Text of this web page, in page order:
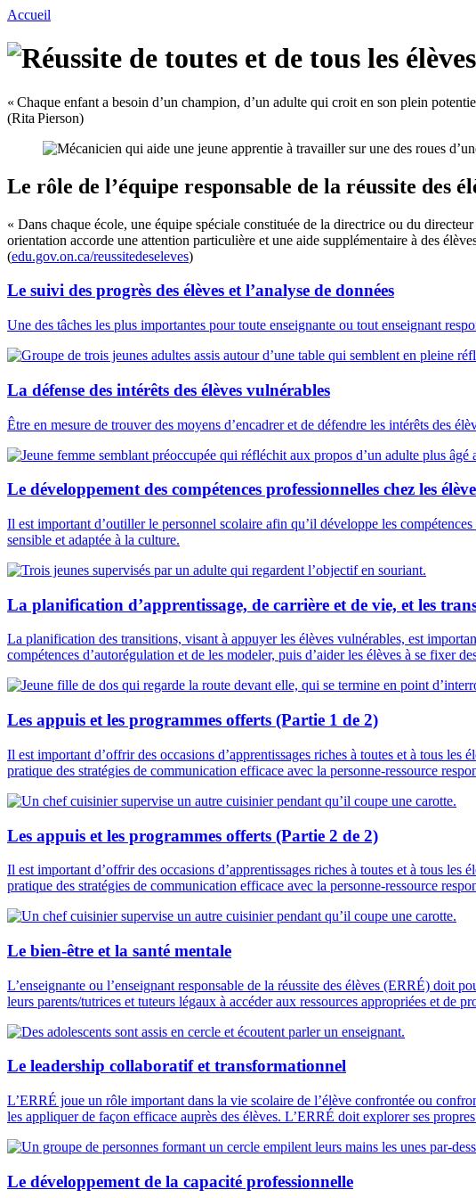
Aller
contenu
principale
Accueil
« Chaque enfant a besoin d’un champion, d’un adulte qui croit en son plein
(Rita Pierson)
Le rôle de l’équipe responsable de la réussite des
« Dans chaque école, une équipe spéciale constituée de la directrice ou du
orientation accorde une attention particulière et une aide supplémentaire à des
(edu.gov.on.ca/reussitedeseleves)
Le suivi des progrès des élèves et l’analyse de données
Une des tâches les plus importantes pour toute enseignante ou tout enseignant
La défense des intérêts des élèves vulnérables
Être en mesure de trouver des moyens d’encadrer et de défendre les intérêts des
Le développement des compétences professionnelles chez les
Il est important d’outiller le personnel scolaire afin qu’il développe les
sensible et adaptée à la culture.
La planification d’apprentissage, de carrière et de vie, et les
La planification des transitions, visant à appuyer les élèves vulnérables, est
compétences d’autorégulation et de les modeler, puis d’aider les élèves à se fixer
Les appuis et les programmes offerts (Partie 1 de 2)
Il est important d’offrir des occasions d’apprentissages riches à toutes et à tous
pratique des stratégies de communication efficace avec la personne-ressource
Les appuis et les programmes offerts (Partie 2 de 2)
Il est important d’offrir des occasions d’apprentissages riches à toutes et à tous
pratique des stratégies de communication efficace avec la personne-ressource
Le bien-être et la santé mentale
L’enseignante ou l’enseignant responsable de la réussite des élèves (ERRÉ) doit
leurs parents/tutrices et tuteurs légaux à accéder aux ressources appropriées et de
Le leadership collaboratif et transformationnel
L’ERRÉ joue un rôle important dans la vie scolaire de l’élève confrontée ou
les appliquer de façon efficace auprès des élèves. L’ERRÉ doit explorer ses
Le développement de la capacité professionnelle